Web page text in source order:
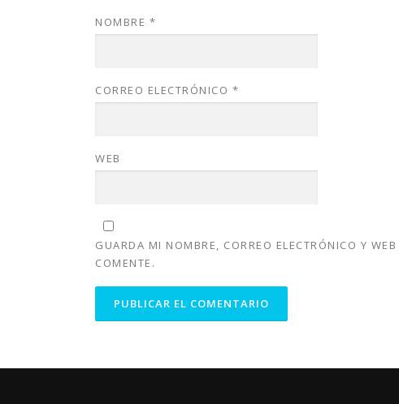
NOMBRE *
CORREO ELECTRÓNICO *
WEB
GUARDA MI NOMBRE, CORREO ELECTRÓNICO Y
COMENTE.